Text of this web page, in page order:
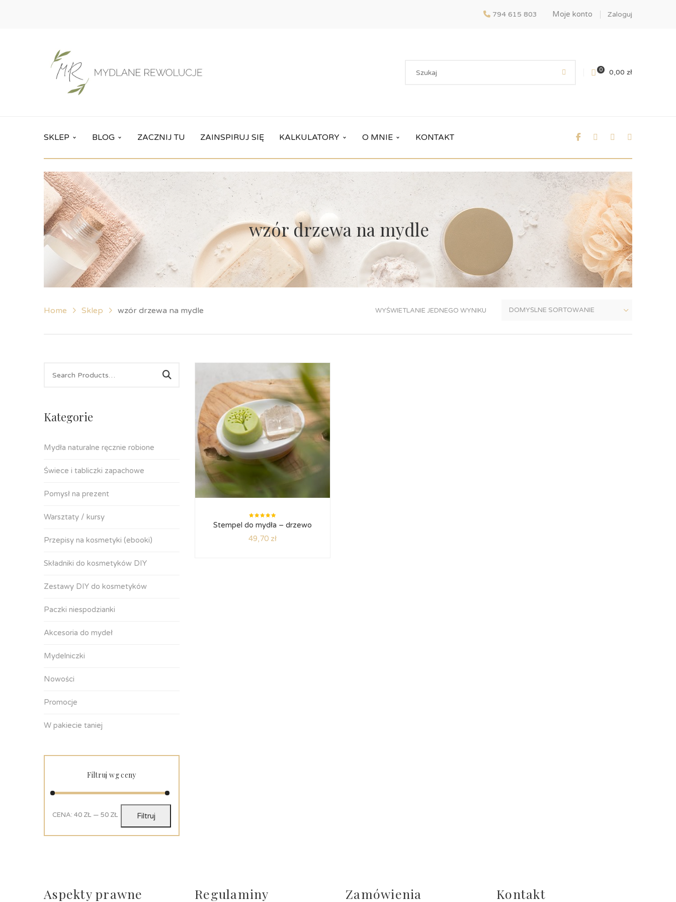
794 615 803 Moje konto Zaloguj
0 0,00 zł
SKLEP BLOG ZACZNIJ TU ZAINSPIRUJ SIĘ KALKULATORY O MNIE KONTAKT
wzór drzewa na mydle
Home Sklep wzór drzewa na mydle WYŚWIETLANIE JEDNEGO WYNIKU
Kategorie
Mydła naturalne ręcznie robione
Świece i tabliczki zapachowe
Pomysł na prezent
Warsztaty / kursy
Przepisy na kosmetyki (ebooki)
Składniki do kosmetyków DIY
Zestawy DIY do kosmetyków
Paczki niespodzianki
Akcesoria do mydeł
Mydelniczki
Nowości
Promocje
W pakiecie taniej
Filtruj wg ceny
Filtruj
CENA: 40 ZŁ — 50 ZŁ
Oceniono
5.00na
5
Stempel do mydła – drzewo
49,70 zł
Aspekty prawne Regulaminy Zamówienia Kontakt